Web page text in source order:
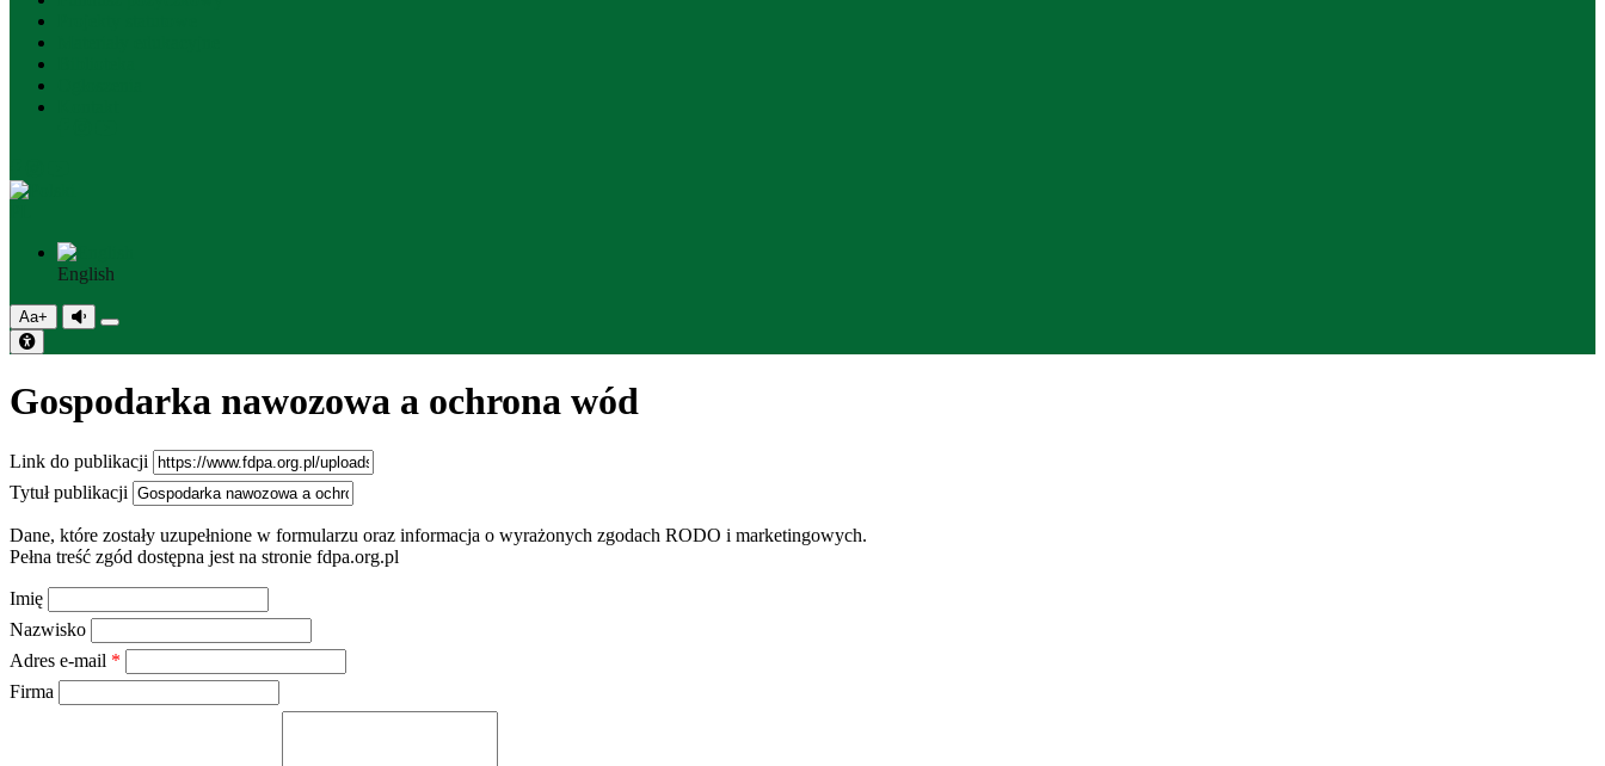
English
Aa+
Gospodarka nawozowa a ochrona wód
Link do publikacji
Tytuł publikacji
Dane, które zostały uzupełnione w formularzu oraz informacja o wyrażonych zgodach RODO i marketingowych.
Pełna treść zgód dostępna jest na stronie fdpa.org.pl
Imię
Nazwisko
Adres e-mail *
Firma